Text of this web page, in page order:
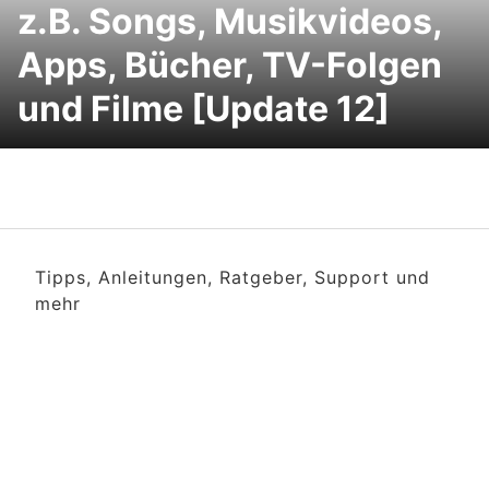
z.B. Songs, Musikvideos,
Apps, Bücher, TV-Folgen
und Filme [Update 12]
Tipps, Anleitungen, Ratgeber, Support und
mehr